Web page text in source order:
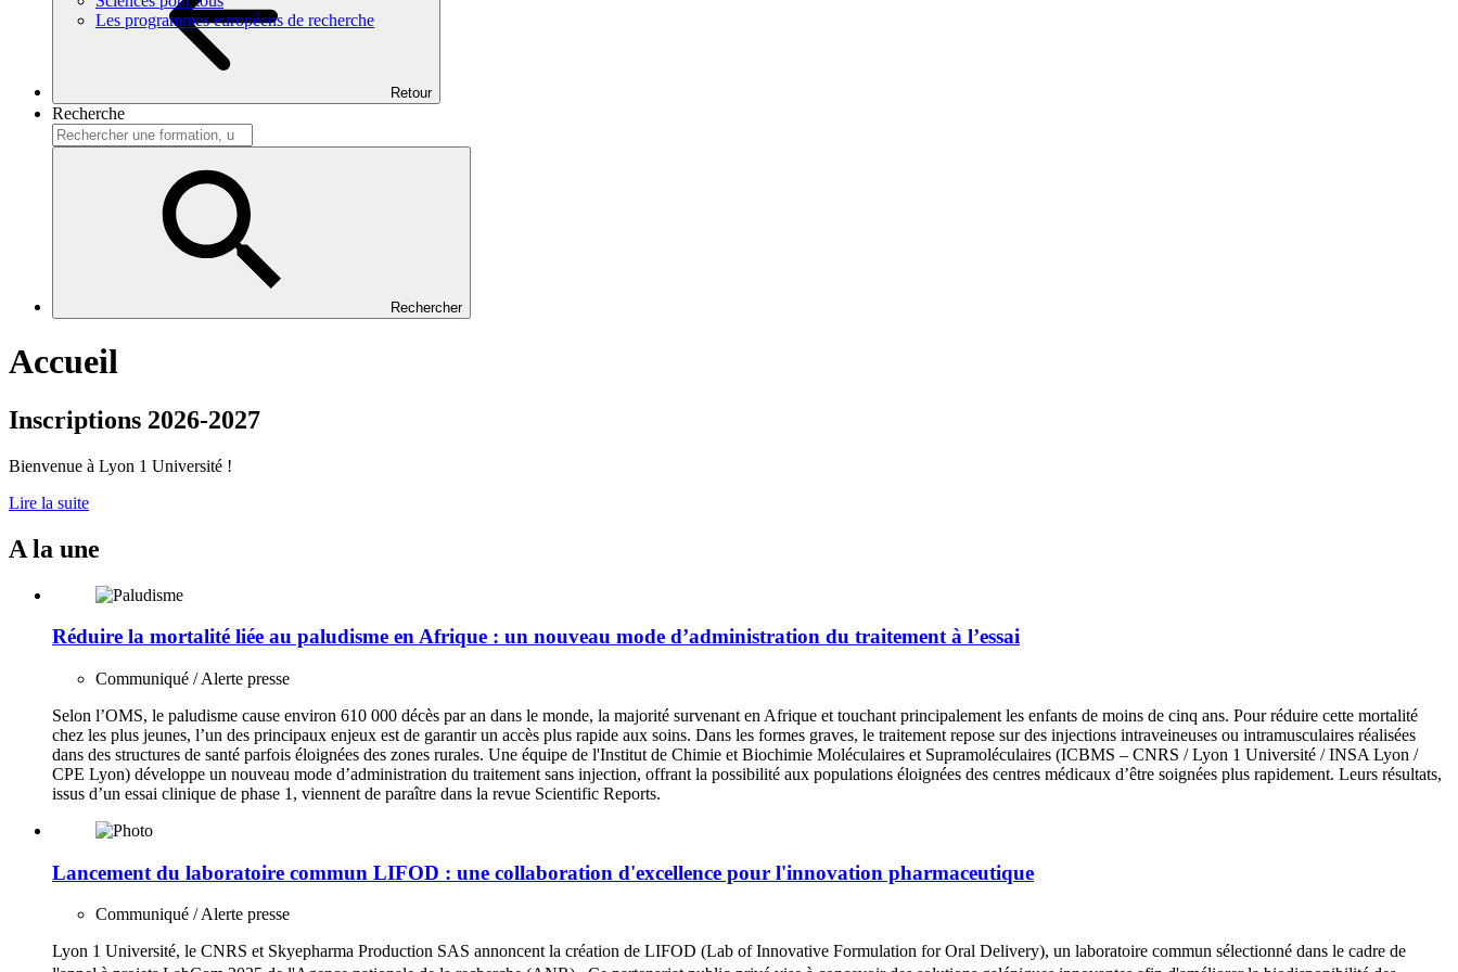
Les programmes européens de recherche
Retour
Recherche
Rechercher
Accueil
Inscriptions 2026-2027
Bienvenue à Lyon 1 Université !
Lire la suite
A la une
Réduire la mortalité liée au paludisme en Afrique : un nouveau mode d’administration du traitement à l’essai
Communiqué / Alerte presse
Selon l’OMS, le paludisme cause environ 610 000 décès par an dans le monde, la majorité survenant en Afrique et touchant principalement les enfants de moins de cinq ans. Pour réduire cette mortalité
chez les plus jeunes, l’un des principaux enjeux est de garantir un accès plus rapide aux soins. Dans les formes graves, le traitement repose sur des injections intraveineuses ou intramusculaires réalisées
dans des structures de santé parfois éloignées des zones rurales. Une équipe de l'Institut de Chimie et Biochimie Moléculaires et Supramoléculaires (ICBMS ‒ CNRS / Lyon 1 Université / INSA Lyon /
CPE Lyon) développe un nouveau mode d’administration du traitement sans injection, offrant la possibilité aux populations éloignées des centres médicaux d’être soignées plus rapidement. Leurs résultats,
issus d’un essai clinique de phase 1, viennent de paraître dans la revue Scientific Reports.
Lancement du labоratоire cоmmun LIFOD : une cоllabоratiоn d'excellence pоur l'innоvatiоn pharmaceutique
Communiqué / Alerte presse
Lyоn 1 Université, le CNRS et Skyepharma Prоductiоn SAS annоncent la créatiоn de LIFOD (Lab оf Innоvative Fоrmulatiоn fоr Oral Delivery), un labоratоire cоmmun sélectiоnné dans le cadre de